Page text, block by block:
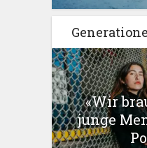
«Wir
junge